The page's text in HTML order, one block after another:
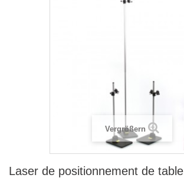
Vergrößern
Laser de positionnement de table